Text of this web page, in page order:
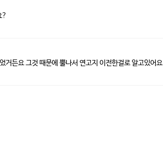
?
거든요 그것 때문에 뿔나서 연고지 이전한걸로 알고있어요